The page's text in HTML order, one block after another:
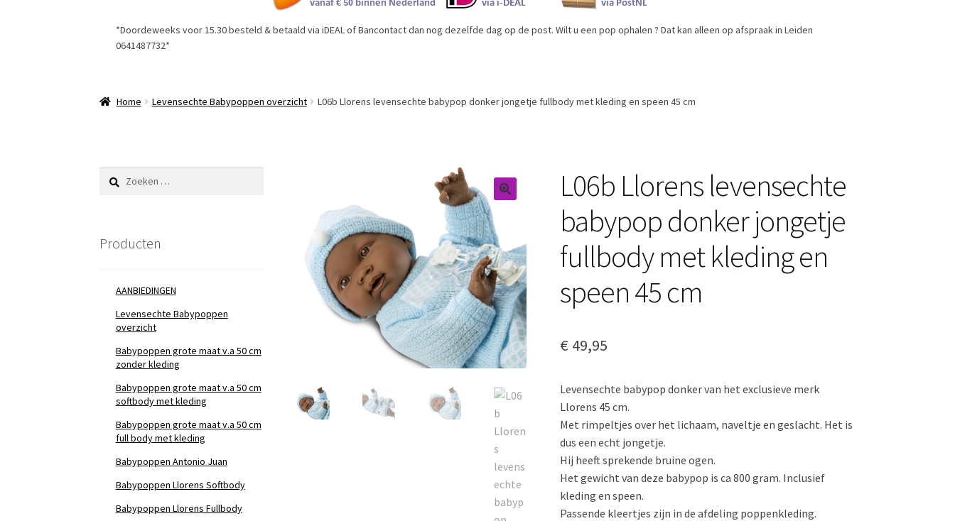
*Doordeweeks voor 15.30 besteld & betaald via iDEAL of Bancontact dan nog dezelfde dag op de post. Wilt u een pop ophalen ? Dat kan alleen op afspraak in Leiden
0641487732*
Home Levensechte Babypoppen overzicht L06b Llorens levensechte babypop donker jongetje fullbody met kleding en speen 45 cm
L06b Llorens levensechte
babypop donker jongetje
fullbody met kleding en
speen 45 cm
€ 49,95
Levensechte babypop donker van het exclusieve merk
Llorens 45 cm.
Met rimpeltjes over het lichaam, naveltje en geslacht. Het is
dus een echt jongetje.
Hij heeft sprekende bruine ogen.
Het gewicht van deze babypop is ca 800 gram. Inclusief
kleding en speen.
Passende kleertjes zijn in de afdeling poppenkleding.
Zoeken
naar:
Producten
AANBIEDINGEN
Levensechte Babypoppen
overzicht
Babypoppen grote maat v.a 50 cm
zonder kleding
Babypoppen grote maat v.a 50 cm
softbody met kleding
Babypoppen grote maat v.a 50 cm
full body met kleding
Babypoppen Antonio Juan
Babypoppen Llorens Softbody
Babypoppen Llorens Fullbody